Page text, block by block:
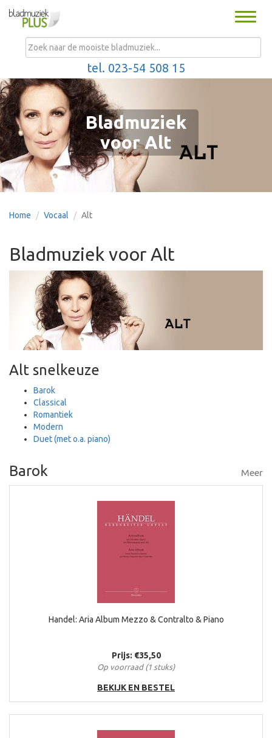
Toggle
tel. 023-54 508 15
MENU
Bladmuziek
voor Alt
Home Vocaal Alt
Bladmuziek voor Alt
Alt snelkeuze
Barok
Classical
Romantiek
Modern
Duet (met o.a. piano)
Meer
Barok
Handel: Aria Album Mezzo & Contralto & Piano
Prijs: €35,50
Op voorraad (1 stuks)
BEKIJK EN BESTEL